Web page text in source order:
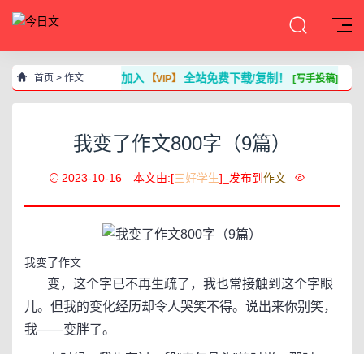
首页 > 作文 加入【VIP】全站免费下载/复制！[写手投稿]
我变了作文800字（9篇）
2023-10-16 本文由:[三好学生]_发布到 作文
我变了作文
变，这个字已不再生疏了，我也常接触到这个字眼
儿。但我的变化经历却令人哭笑不得。说出来你别笑，
我——变胖了。